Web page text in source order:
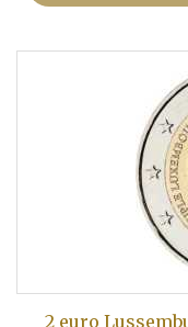
2 euro